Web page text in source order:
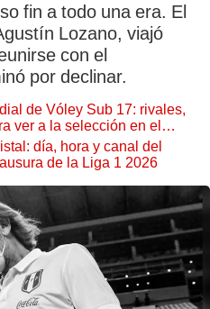
fin a todo una era. El
Lozano, viajó
con el
por declinar.
de Vóley Sub 17: rivales,
ver a la selección en el
día, hora y canal del
de la Liga 1 2026